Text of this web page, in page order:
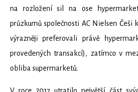
na rozložení sil na ose
průzkumů společnosti AC Nielsen Češi
výrazněji preferovali právě
provedených transakcí), zatímco v
obliba supermarketů.